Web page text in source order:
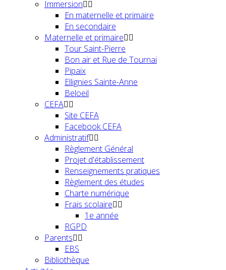
Immersion
En maternelle et primaire
En secondaire
Maternelle et primaire
Tour Saint-Pierre
Bon air et Rue de Tournai
Pipaix
Ellignies Sainte-Anne
Beloeil
CEFA
Site CEFA
Facebook CEFA
Administratif
Règlement Général
Projet d'établissement
Renseignements pratiques
Règlement des études
Charte numérique
Frais scolaire
1e année
RGPD
Parents
EBS
Bibliothèque